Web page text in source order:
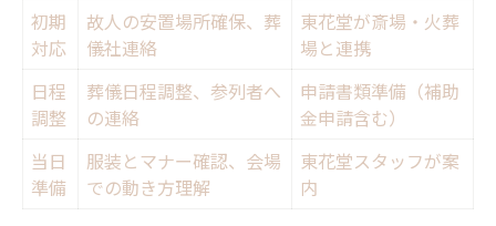
初期
対応
故人の安置場所確保、葬
儀社連絡
東花堂が斎場・火葬
場と連携
日程
調整
葬儀日程調整、参列者へ
の連絡
申請書類準備（補助
金申請含む）
当日
準備
服装とマナー確認、会場
での動き方理解
東花堂スタッフが案
内